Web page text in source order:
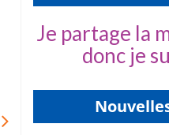
Je partage la
donc je